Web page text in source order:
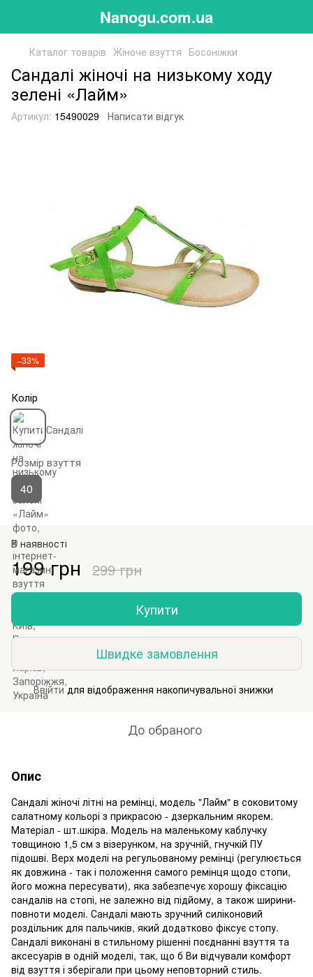
Nanogu.com.ua
Каталог товарів Жіноче взуття Босоніжки
Сандалі жіночі на низькому ходу
зелені «Лайм»
Артикул: 15490029 Написати відгук
−33%
Колір
Розмір взуття
40
В наявності
199 грн 299 грн
Купити
Швидке замовлення
% Ввійтидля відображення накопичувальної знижки
До обраного
Опис
Сандалі жіночі літні на ремінці, модель "Лайм" в соковитому
салатному кольорі з прикрасою - дзеркальним якорем.
Матеріал - шт.шкіра. Модель на маленькому каблучку
товщиною 1,5 см з візерунком, на зручній, гнучкій ПУ
підошві. Верх моделі на регульованому ремінці (регулюється
як довжина - так і положення самого ремінця щодо стопи,
його можна пересувати), яка забезпечує хорошу фіксацію
сандалів на стопі, не залежно від підйому, а також ширини-
повноти моделі. Сандалі мають зручний силіконовий
роздільник для пальчиків, який додатково фіксує стопу.
Сандалі виконані в стильному рішенні поєднанні взуття та
аксесуарів в одній моделі, так, що б Ви відчували комфорт
від взуття і зберігали при цьому неповторний стиль.